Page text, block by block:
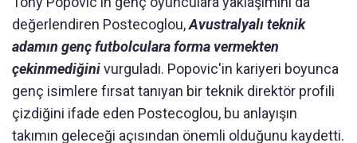
değerlendiren Postecoglou,Avustralyalı teknik
adamın genç futbolculara forma vermekten
çekinmediğinivurguladı. Popovic'in kariyeri boyunca
genç isimlere fırsat tanıyan bir teknik direktör profili
çizdiğini ifade eden Postecoglou, bu anlayışın
takımın geleceği açısından önemli olduğunu kaydetti.